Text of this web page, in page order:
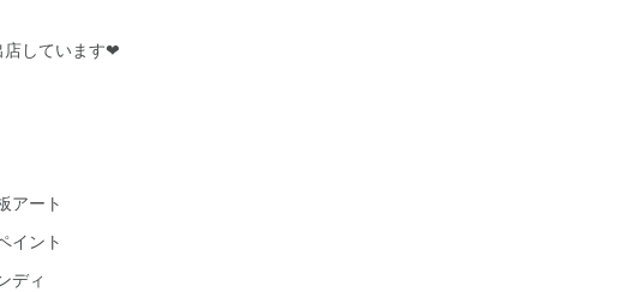
店しています❤
アート
イント
ディ